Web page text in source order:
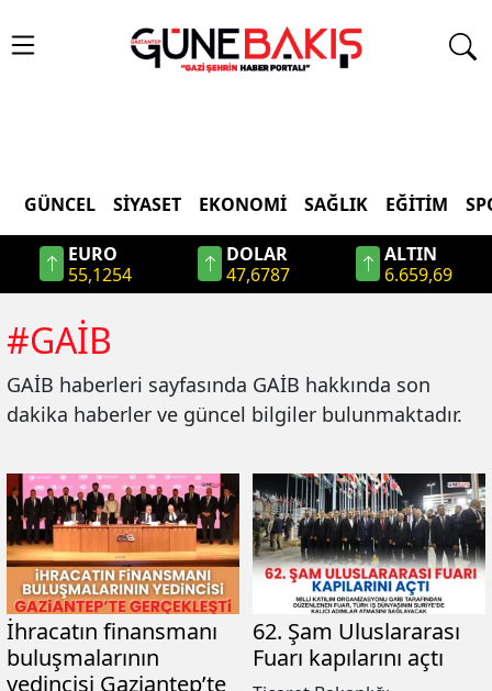
GÜNCEL SIYASET EKONOMI SAĞLIK EĞITIM
EURO
55,1254
DOLAR
47,6787
ALTIN
6.659,69
#GAİB
GAİB haberleri sayfasında GAİB hakkında son
dakika haberler ve güncel bilgiler bulunmaktadır.
İhracatın finansmanı
buluşmalarının
yedincisi Gaziantep’te
62. Şam Uluslararası
Fuarı kapılarını açtı